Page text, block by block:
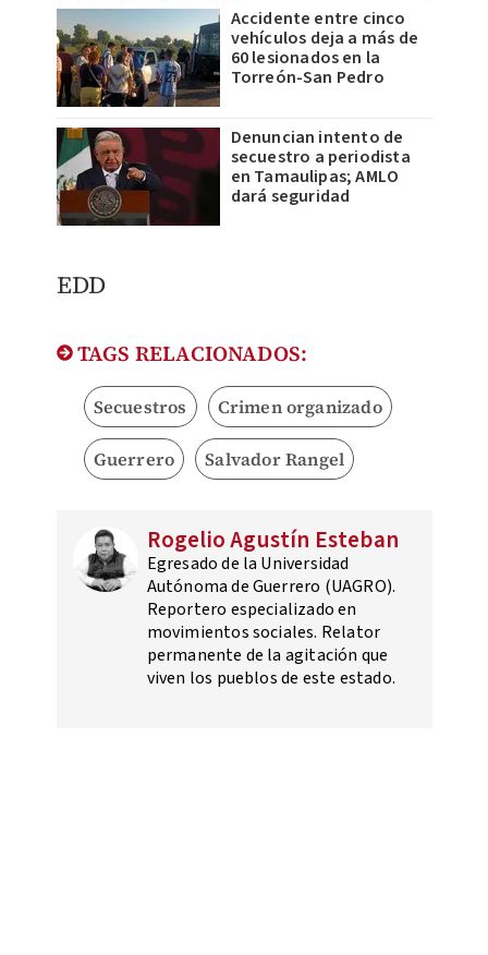
Accidente entre cinco
vehículos deja a más de
60 lesionados en la
Torreón-San Pedro
Denuncian intento de
secuestro a periodista
en Tamaulipas; AMLO
dará seguridad
EDD
TAGS RELACIONADOS:
Secuestros Crimen organizado
Guerrero Salvador Rangel
Rogelio Agustín Esteban
Egresado de la Universidad
Autónoma de Guerrero (UAGRO).
Reportero especializado en
movimientos sociales. Relator
permanente de la agitación que
viven los pueblos de este estado.